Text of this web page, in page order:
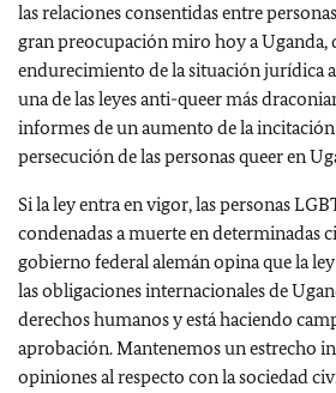
las relaciones consentidas entre
gran preocupación miro hoy a Uganda,
endurecimiento de la situación jurídica
una de las leyes anti-queer más
informes de un aumento de la
persecución de las personas queer en
Si la ley entra en vigor, las personas
condenadas a muerte en determinadas
gobierno federal alemán opina que la
las obligaciones internacionales de
derechos humanos y está haciendo
aprobación. Mantenemos un estrecho
opiniones al respecto con la sociedad